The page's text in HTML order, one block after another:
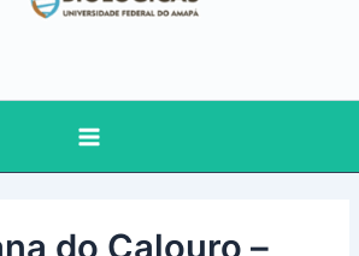
do Calouro –